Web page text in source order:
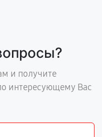
и получите
интересующему Вас